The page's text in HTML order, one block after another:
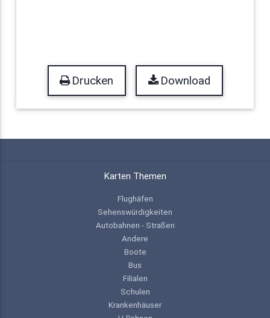
Drucken Download
Karten Themen
Flughäfen
Sehenswürdigkeiten
Autobahnen - Straßen
Andere
Boote
Bus
Filialen
Schulen
Krankenhäuser